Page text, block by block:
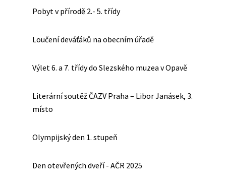
Pobyt v přírodě 2.- 5. třídy
Loučení deváťáků na obecním úřadě
Výlet 6. a 7. třídy do Slezského muzea v Opavě
Literární soutěž ČAZV Praha – Libor Janásek, 3.
místo
Olympijský den 1. stupeň
Den otevřených dveří - AČR 2025